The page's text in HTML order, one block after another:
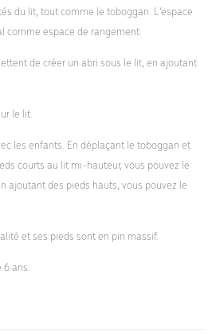
du lit, tout comme le toboggan. L’espace
comme espace de rangement.
de créer un abri sous le lit, en ajoutant
le lit.
les enfants. En déplaçant le toboggan et
courts au lit mi-hauteur, vous pouvez le
ajoutant des pieds hauts, vous pouvez le
et ses pieds sont en pin massif.
6 ans.